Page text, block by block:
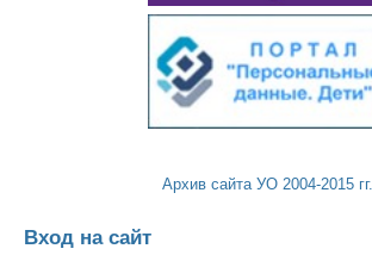
Архив сайта УО 2004-2015 гг.
Вход на сайт